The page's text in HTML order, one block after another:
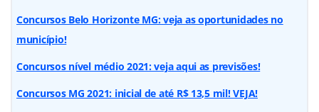
Concursos Belo Horizonte MG: veja as oportunidades no
município!
Concursos nível médio 2021: veja aqui as previsões!
Concursos MG 2021: inicial de até R$ 13,5 mil! VEJA!